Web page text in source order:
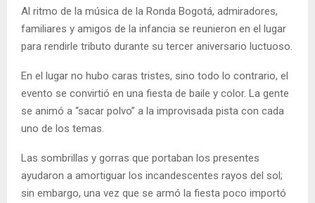
Al ritmo de la música de la Ronda Bogotá, admiradores,
familiares y amigos de la infancia se reunieron en el lugar
para rendirle tributo durante su tercer aniversario luctuoso.
En el lugar no hubo caras tristes, sino todo lo contrario, el
evento se convirtió en una fiesta de baile y color. La gente
se animó a “sacar polvo” a la improvisada pista con cada
uno de los temas.
Las sombrillas y gorras que portaban los presentes
ayudaron a amortiguar los incandescentes rayos del sol;
sin embargo, una vez que se armó la fiesta poco importó